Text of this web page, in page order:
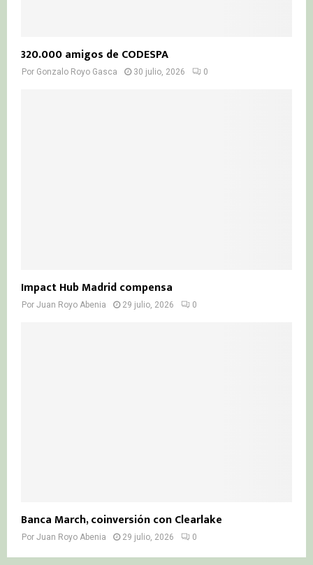
320.000 amigos de CODESPA
Por Gonzalo Royo Gasca 30 julio, 2026 0
Impact Hub Madrid compensa
Por Juan Royo Abenia 29 julio, 2026 0
Banca March, coinversión con Clearlake
Por Juan Royo Abenia 29 julio, 2026 0